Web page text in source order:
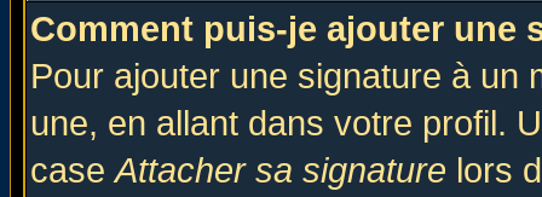
Comment puis-je ajouter une
Pour ajouter une signature à un
une, en allant dans votre profil.
caseAttacher sa signature lors